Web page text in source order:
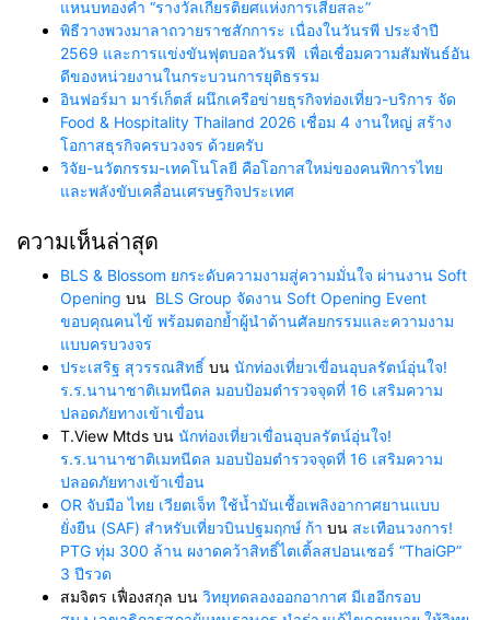
แหนบทองคำ “รางวัลเกียรติยศแห่งการเสียสละ”
พิธีวางพวงมาลาถวายราชสักการะ เนื่องในวันรพี ประจำปี
2569 และการแข่งขันฟุตบอลวันรพี เพื่อเชื่อมความสัมพันธ์อัน
ดีของหน่วยงานในกระบวนการยุติธรรม
อินฟอร์มา มาร์เก็ตส์ ผนึกเครือข่ายธุรกิจท่องเที่ยว-บริการ จัด
Food & Hospitality Thailand 2026 เชื่อม 4 งานใหญ่ สร้าง
โอกาสธุรกิจครบวงจร ด้วยครับ
วิจัย-นวัตกรรม-เทคโนโลยี คือโอกาสใหม่ของคนพิการไทย
และพลังขับเคลื่อนเศรษฐกิจประเทศ
ความเห็นล่าสุด
BLS & Blossom ยกระดับความงามสู่ความมั่นใจ ผ่านงาน Soft
Opening บน BLS Group จัดงาน Soft Opening Event
ขอบคุณคนไข้ พร้อมตอกย้ำผู้นำด้านศัลยกรรมและความงาม
แบบครบวงจร
ประเสริฐ สุวรรณสิทธิ์ บน นักท่องเที่ยวเขื่อนอุบลรัตน์อุ่นใจ!
ร.ร.นานาชาติเมทนีดล มอบป้อมตำรวจจุดที่ 16 เสริมความ
ปลอดภัยทางเข้าเขื่อน
T.View Mtds บน นักท่องเที่ยวเขื่อนอุบลรัตน์อุ่นใจ!
ร.ร.นานาชาติเมทนีดล มอบป้อมตำรวจจุดที่ 16 เสริมความ
ปลอดภัยทางเข้าเขื่อน
OR จับมือ ไทย เวียตเจ็ท ใช้น้ำมันเชื้อเพลิงอากาศยานแบบ
ยั่งยืน (SAF) สำหรับเที่ยวบินปฐมฤกษ์ ก้า บน สะเทือนวงการ!
PTG ทุ่ม 300 ล้าน ผงาดคว้าสิทธิ์ไตเติ้ลสปอนเซอร์ “ThaiGP”
3 ปีรวด
สมจิตร เฟื่องสกุล บน วิทยุทดลองออกอากาศ มีเฮอีกรอบ